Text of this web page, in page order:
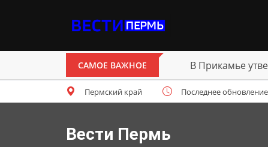
САМОЕ ВАЖНОЕ В Прикамье
Пермский край Последнее
Вести Пермь